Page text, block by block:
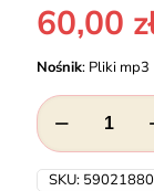
60,00
Nośnik: Pliki mp3
ilość
Electro
Dance
SKU: